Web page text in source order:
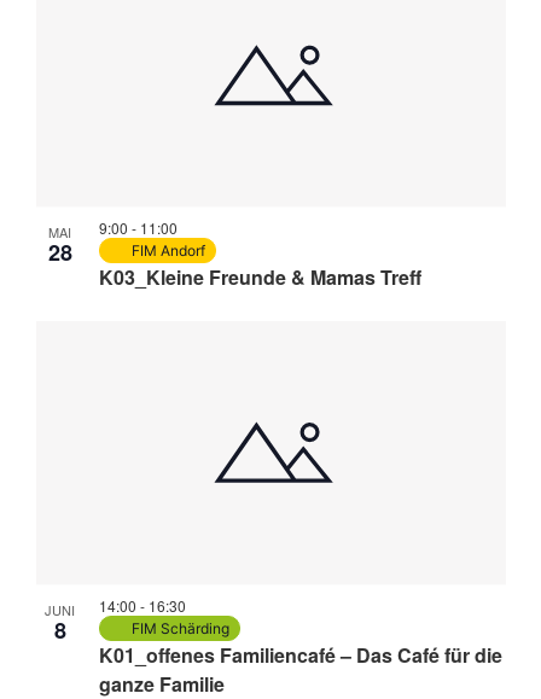
MAI
28
K03_Kleine Freunde & Mamas Treff
9:00 - 11:00
FIM Andorf
JUNI
8
K01_offenes Familiencafé – Das Café für die
ganze Familie
14:00 - 16:30
FIM Schärding